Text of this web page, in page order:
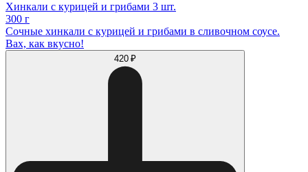
Хинкали с курицей и грибами 3 шт.
300 г
Сочные хинкали с курицей и грибами в сливочном соусе.
Вах, как вкусно!
420 ₽